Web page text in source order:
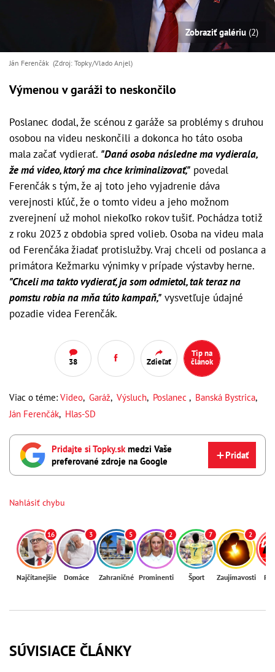
Zobraziť galériu (2)
Ján Ferenčák (Zdroj: Topky/Vlado Anjel)
Výmenou v garáži to neskončilo
Poslanec dodal, že scénou z garáže sa problémy s druhou
osobou na videu neskončili a dokonca ho táto osoba
mala začať vydierať. "Daná osoba následne ma vydierala,
že má video, ktorý ma chce kriminalizovať," povedal
Ferenčák s tým, že aj toto jeho vyjadrenie dáva
verejnosti kľúč, že o tomto videu a jeho možnom
zverejnení už mohol niekoľko rokov tušiť. Pochádza totiž
z roku 2023 z obdobia spred volieb. Osoba na videu mala
od Ferenčáka žiadať protislužby. Vraj chceli od poslanca a
primátora Kežmarku výnimky v prípade výstavby herne.
"Chceli ma takto vydierať, ja som odmietol, tak teraz na
pomstu robia na mňa túto kampaň," vysvetľuje údajné
pozadie videa Ferenčák.
38 Zdieľať
Tip na
článok
Viac o téme: Video, Garáž, Výsluch, Poslanec , Banská Bystrica,
Ján Ferenčák, Hlas-SD
Pridajte si Topky.skmedzi Vaše
preferované zdroje na Google
Pridať
Nahlásiť chybu
16
Najčítanejšie
3
Domáce
5
Zahraničné
2
Prominenti
7
Šport
2
Zaujímavosti
SÚVISIACE ČLÁNKY